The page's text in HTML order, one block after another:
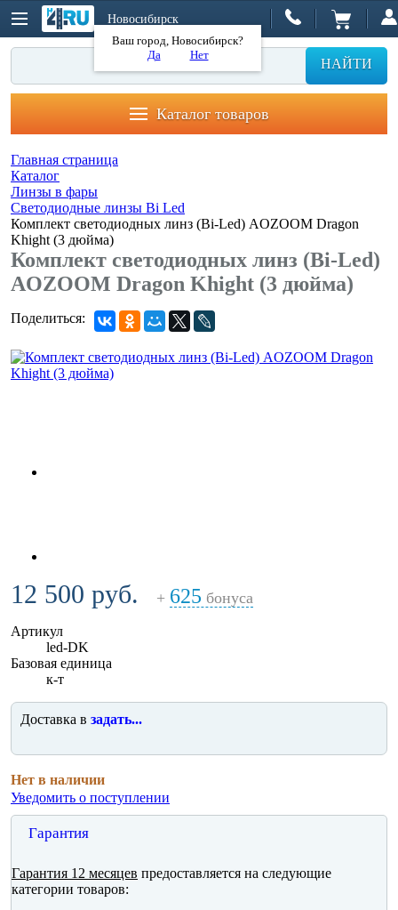
Новосибирск
Ваш город, Новосибирск?
Да
Нет
НАЙТИ
Каталог товаров
Главная страница
Каталог
Линзы в фары
Светодиодные линзы Bi Led
Комплект светодиодных линз (Bi-Led) AOZOOM Dragon
Khight (3 дюйма)
Комплект светодиодных линз (Bi-Led)
AOZOOM Dragon Khight (3 дюйма)
Поделиться:
12 500 руб. + 625 бонуса
Артикул
led-DK
Базовая единица
к-т
Доставка в задать...
Нет в наличии
Уведомить о поступлении
Гарантия
Гарантия 12 месяцев предоставляется на следующие
категории товаров: